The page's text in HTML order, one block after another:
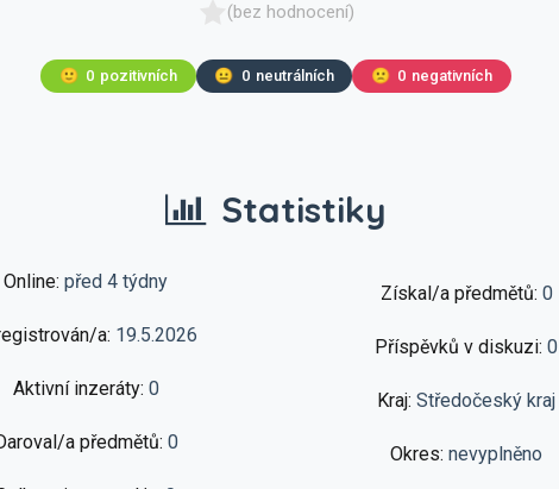
(bez hodnocení)
🙂 0 pozitivních 😐 0 neutrálních 🙁 0 negativních
Statistiky
Online: před 4 týdny
a: 19.5.2026
Aktivní inzeráty: 0
a předmětů: 0
Získal/a předmětů: 0
Příspěvků v diskuzi: 0
Kraj: Středočeský kraj
Okres: nevyplněno